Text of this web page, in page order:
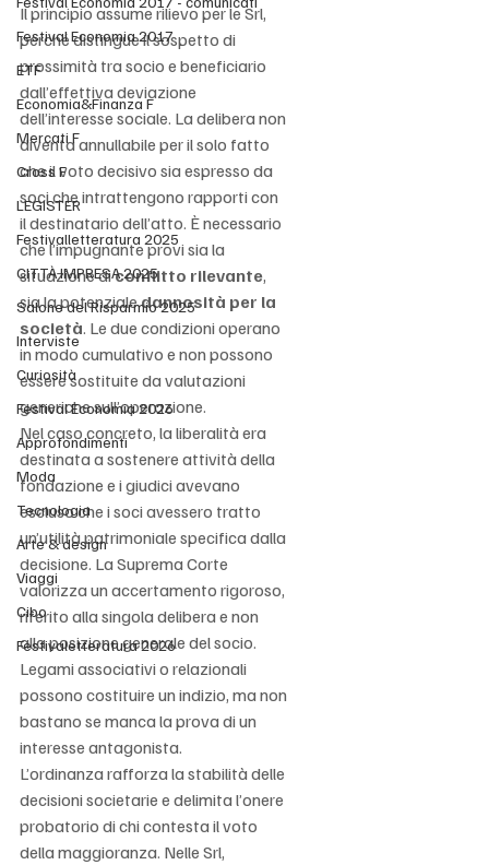
Festival Economia 2017
ETF
Economia&Finanza F
Mercati F
Cross F
LEGISTER
Festivalletteratura 2025
CITTÀ IMPRESA 2025
Salone del Risparmio 2025
Interviste
Curiosità
Festival Economia 2026
Approfondimenti
Moda
Tecnologia
Arte & design
Viaggi
Cibo
Festivaletteratura 2026
Il principio assume rilievo per le Srl,
perché distingue il sospetto di
prossimità tra socio e beneficiario
dall’effettiva deviazione
dell’interesse sociale. La delibera non
diventa annullabile per il solo fatto
che il voto decisivo sia espresso da
soci che intrattengono rapporti con
il destinatario dell’atto. È necessario
che l’impugnante provi sia la
situazione di conflitto rilevante,
sia la potenziale dannosità per la
società. Le due condizioni operano
in modo cumulativo e non possono
essere sostituite da valutazioni
generiche sull’operazione.
Nel caso concreto, la liberalità era
destinata a sostenere attività della
fondazione e i giudici avevano
escluso che i soci avessero tratto
un’utilità patrimoniale specifica dalla
decisione. La Suprema Corte
valorizza un accertamento rigoroso,
riferito alla singola delibera e non
alla posizione generale del socio.
Legami associativi o relazionali
possono costituire un indizio, ma non
bastano se manca la prova di un
interesse antagonista.
L’ordinanza rafforza la stabilità delle
decisioni societarie e delimita l’onere
probatorio di chi contesta il voto
della maggioranza. Nelle Srl,